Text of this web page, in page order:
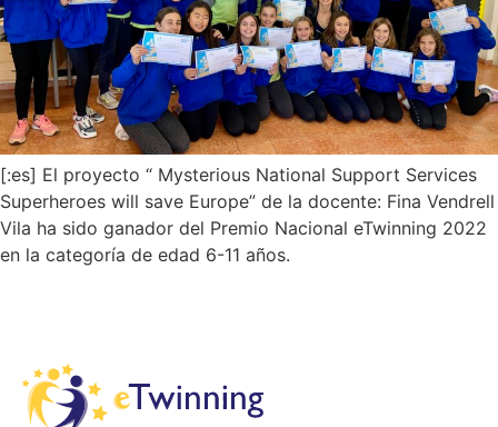
[:es] El proyecto “ Mysterious National Support Services
Superheroes will save Europe” de la docente: Fina Vendrell
Vila ha sido ganador del Premio Nacional eTwinning 2022
en la categoría de edad 6-11 años.